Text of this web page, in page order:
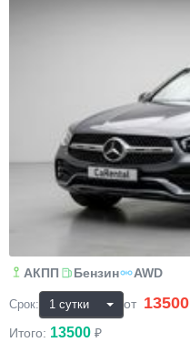
АКПП Бензин AWD
Срок: от 13500
Итого: 13500 ₽